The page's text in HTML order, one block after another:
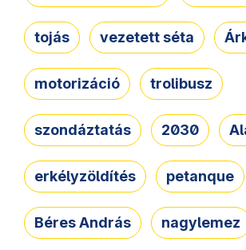
tojás vezetett séta
motorizáció trolibusz
szondáztatás 2030
erkélyzöldítés petanque
Béres András nagylemez